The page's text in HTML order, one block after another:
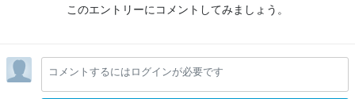
このエントリーにコメントしてみましょう。
コメントするにはログインが必要です